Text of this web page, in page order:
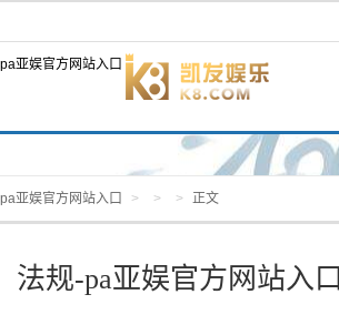
pa亚娱官方网站入口
pa亚娱官方网站入口 > > > 正文
法规-pa亚娱官方网站入口